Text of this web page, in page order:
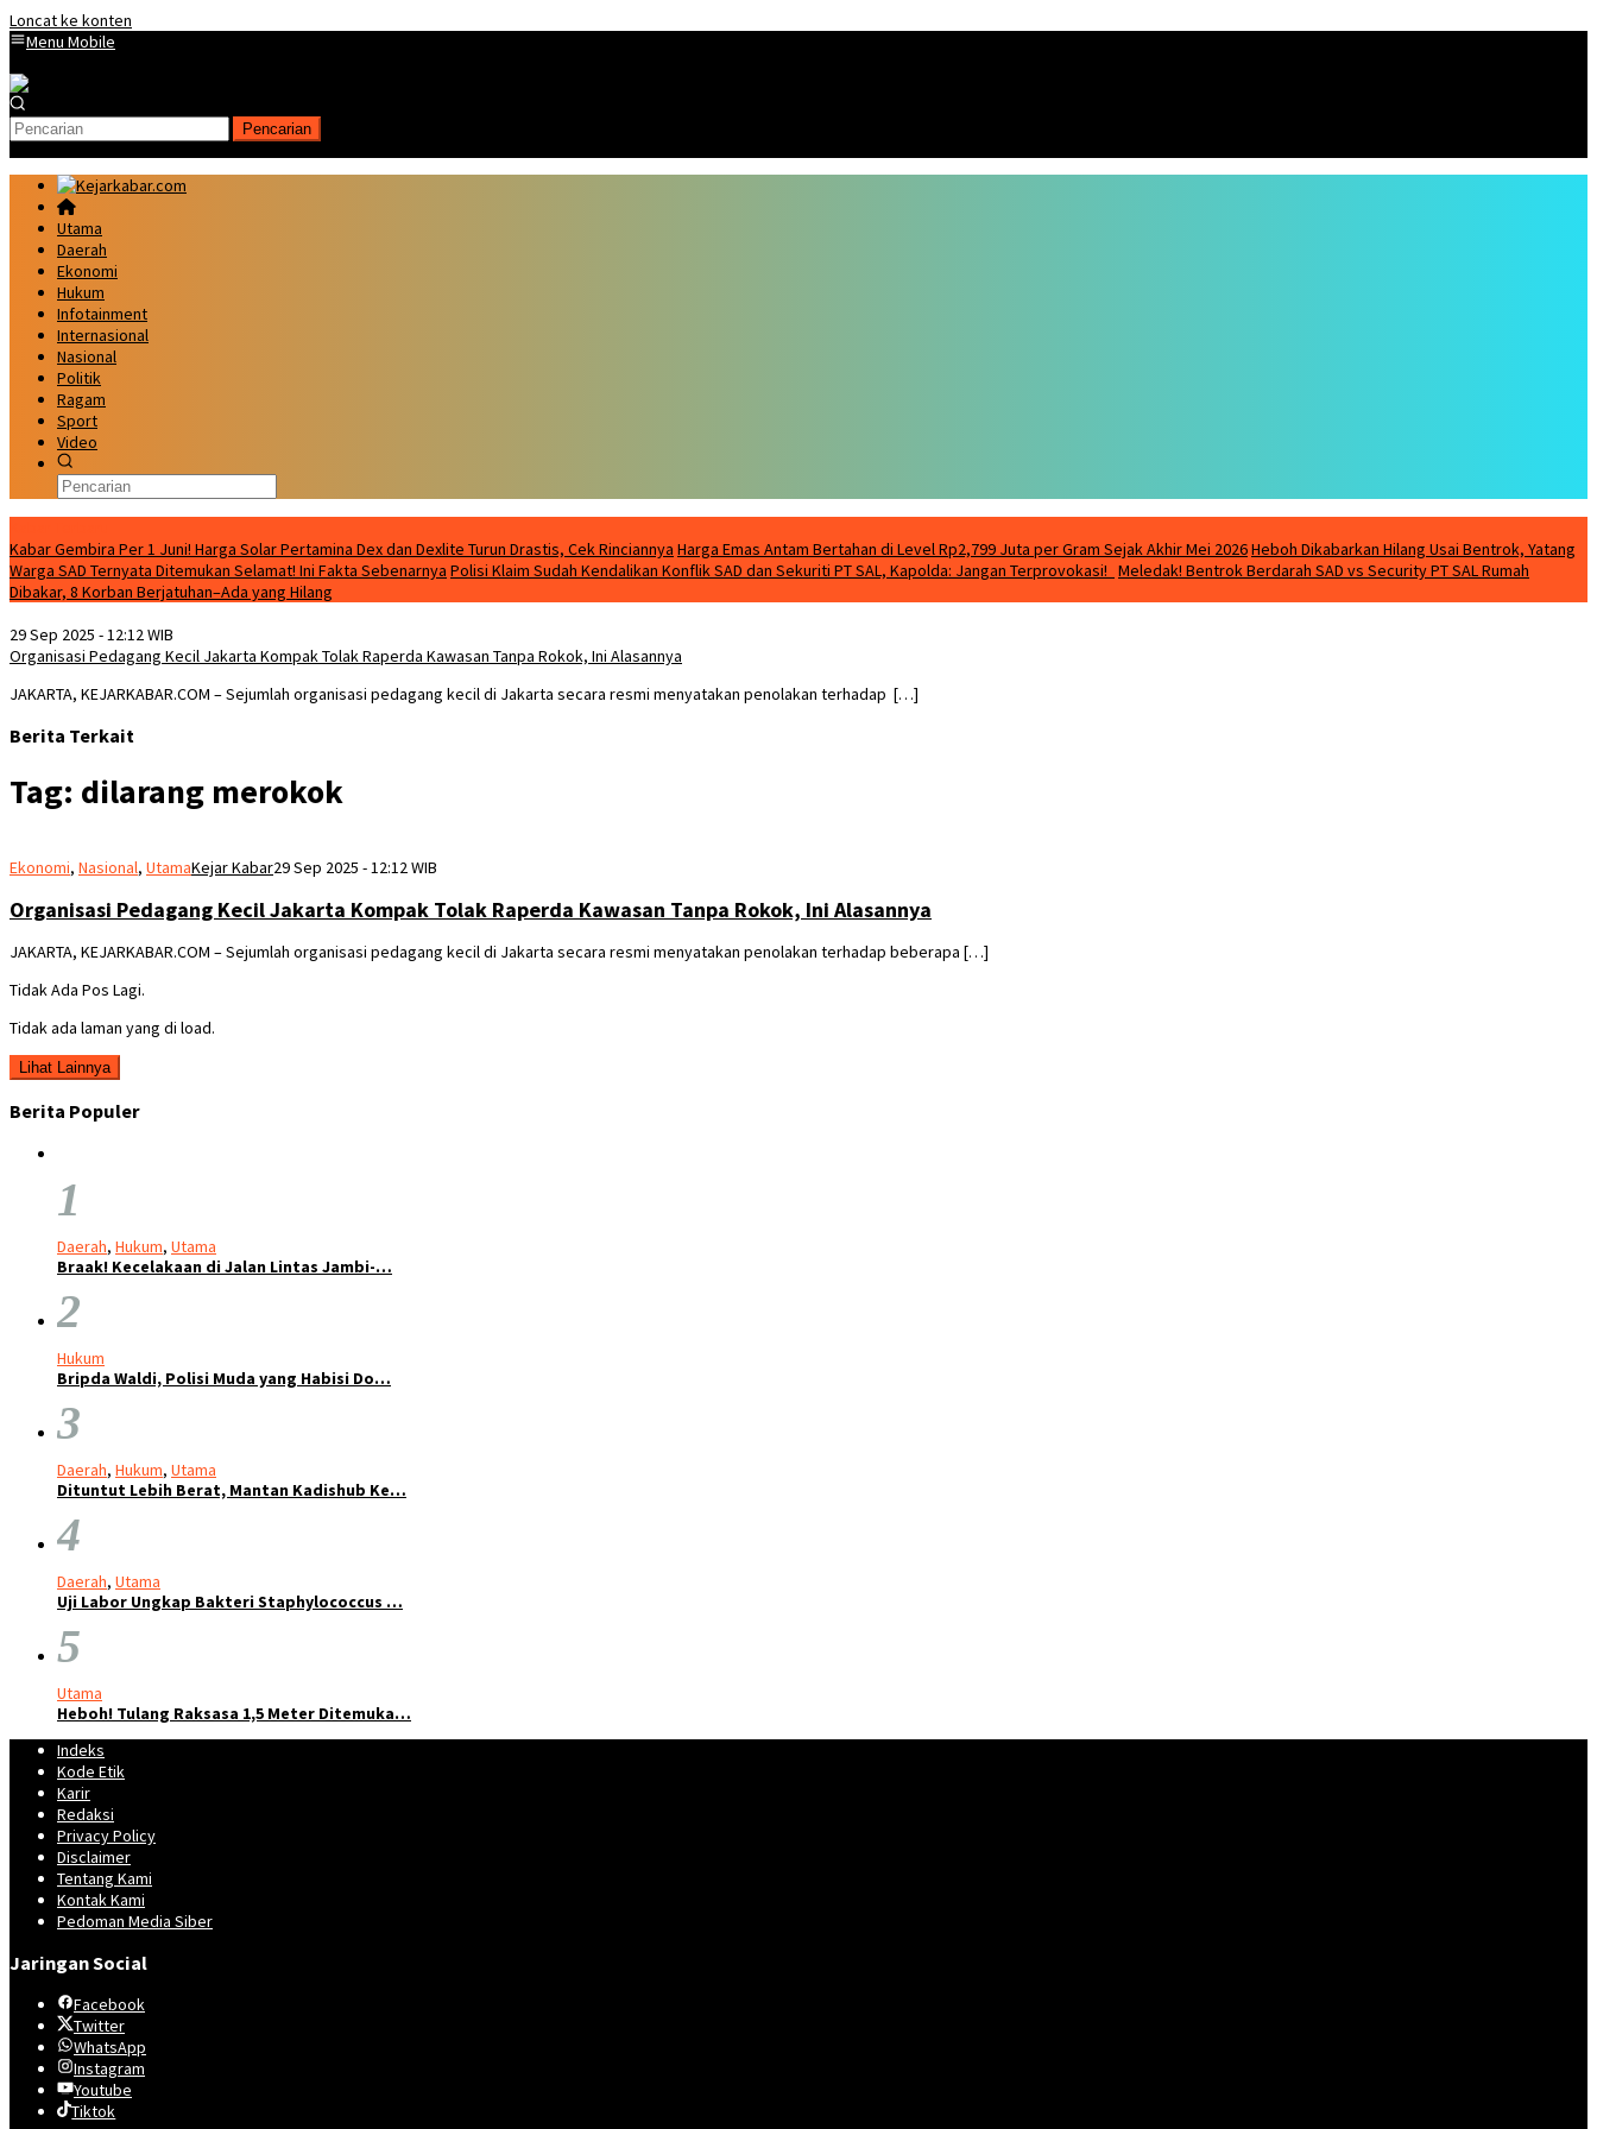
Loncat ke konten
Menu Mobile
Pencarian
Utama
Daerah
Ekonomi
Hukum
Infotainment
Internasional
Nasional
Politik
Ragam
Sport
Video
Kabar Gembira Per 1 Juni! Harga Solar Pertamina Dex dan Dexlite Turun Drastis, Cek Rinciannya Harga Emas Antam Bertahan di Level Rp2,799 Juta per Gram Sejak Akhir Mei 2026Heboh Dikabarkan Hilang Usai Bentrok, Yatang
Warga SAD Ternyata Ditemukan Selamat! Ini Fakta Sebenarnya Polisi Klaim Sudah Kendalikan Konflik SAD dan Sekuriti PT SAL, Kapolda: Jangan Terprovokasi! Meledak! Bentrok Berdarah SAD vs Security PT SAL Rumah
Dibakar, 8 Korban Berjatuhan–Ada yang Hilang
29 Sep 2025 - 12:12 WIB
Organisasi Pedagang Kecil Jakarta Kompak Tolak Raperda Kawasan Tanpa Rokok, Ini Alasannya
JAKARTA, KEJARKABAR.COM – Sejumlah organisasi pedagang kecil di Jakarta secara resmi menyatakan penolakan terhadap […]
Berita Terkait
Tag: dilarang merokok
Ekonomi, Nasional, UtamaKejar Kabar29 Sep 2025 - 12:12 WIB
Organisasi Pedagang Kecil Jakarta Kompak Tolak Raperda Kawasan Tanpa Rokok, Ini Alasannya
JAKARTA, KEJARKABAR.COM – Sejumlah organisasi pedagang kecil di Jakarta secara resmi menyatakan penolakan terhadap beberapa […]
Tidak Ada Pos Lagi.
Tidak ada laman yang di load.
Lihat Lainnya
Berita Populer
1
Daerah, Hukum, Utama
Braak! Kecelakaan di Jalan Lintas Jambi-…
2
Hukum
Bripda Waldi, Polisi Muda yang Habisi Do…
3
Daerah, Hukum, Utama
Dituntut Lebih Berat, Mantan Kadishub Ke…
4
Daerah, Utama
Uji Labor Ungkap Bakteri Staphylococcus …
5
Utama
Heboh! Tulang Raksasa 1,5 Meter Ditemuka…
Indeks
Kode Etik
Karir
Redaksi
Privacy Policy
Disclaimer
Tentang Kami
Kontak Kami
Pedoman Media Siber
Jaringan Social
Facebook
Twitter
WhatsApp
Instagram
Youtube
Tiktok